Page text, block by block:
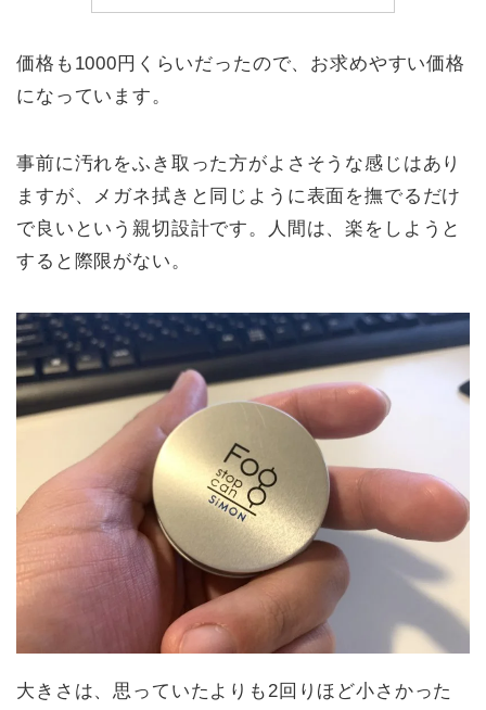
価格も1000円くらいだったので、お求めやすい価格
になっています。
事前に汚れをふき取った方がよさそうな感じはあり
ますが、メガネ拭きと同じように表面を撫でるだけ
で良いという親切設計です。人間は、楽をしようと
すると際限がない。
大きさは、思っていたよりも2回りほど小さかった